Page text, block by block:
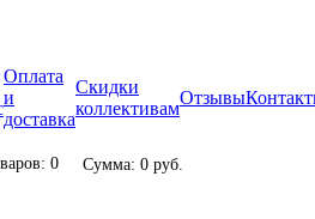
Оплата
и
доставка
Скидки
коллективам
Отзывы
0 Сумма: 0 руб.